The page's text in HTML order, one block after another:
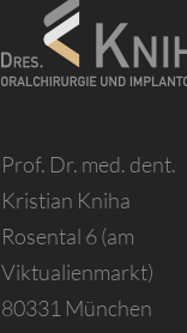
Prof. Dr. med. dent.
Kristian Kniha
Rosental 6 (am
Viktualienmarkt)
80331 München